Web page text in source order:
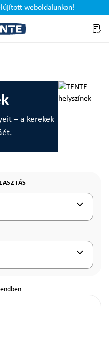
weboldalunkon!
– a kerekek